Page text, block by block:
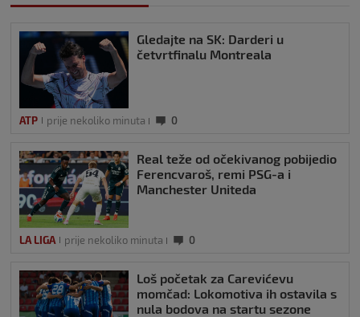
Gledajte na SK: Darderi u
četvrtfinalu Montreala
ATP prije nekoliko minuta 0
Real teže od očekivanog pobijedio
Ferencvaroš, remi PSG-a i
Manchester Uniteda
LA LIGA prije nekoliko minuta 0
Loš početak za Carevićevu
momčad: Lokomotiva ih ostavila s
nula bodova na startu sezone